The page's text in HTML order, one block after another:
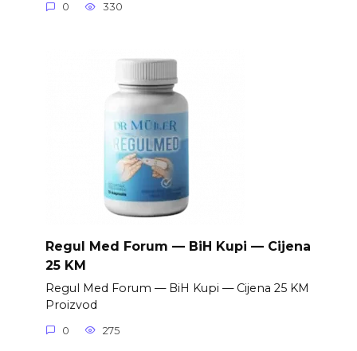
0 330
Regul Med Forum — BiH Kupi — Cijena
25 KM
Regul Med Forum — BiH Kupi — Cijena 25 KM
Proizvod
0 275